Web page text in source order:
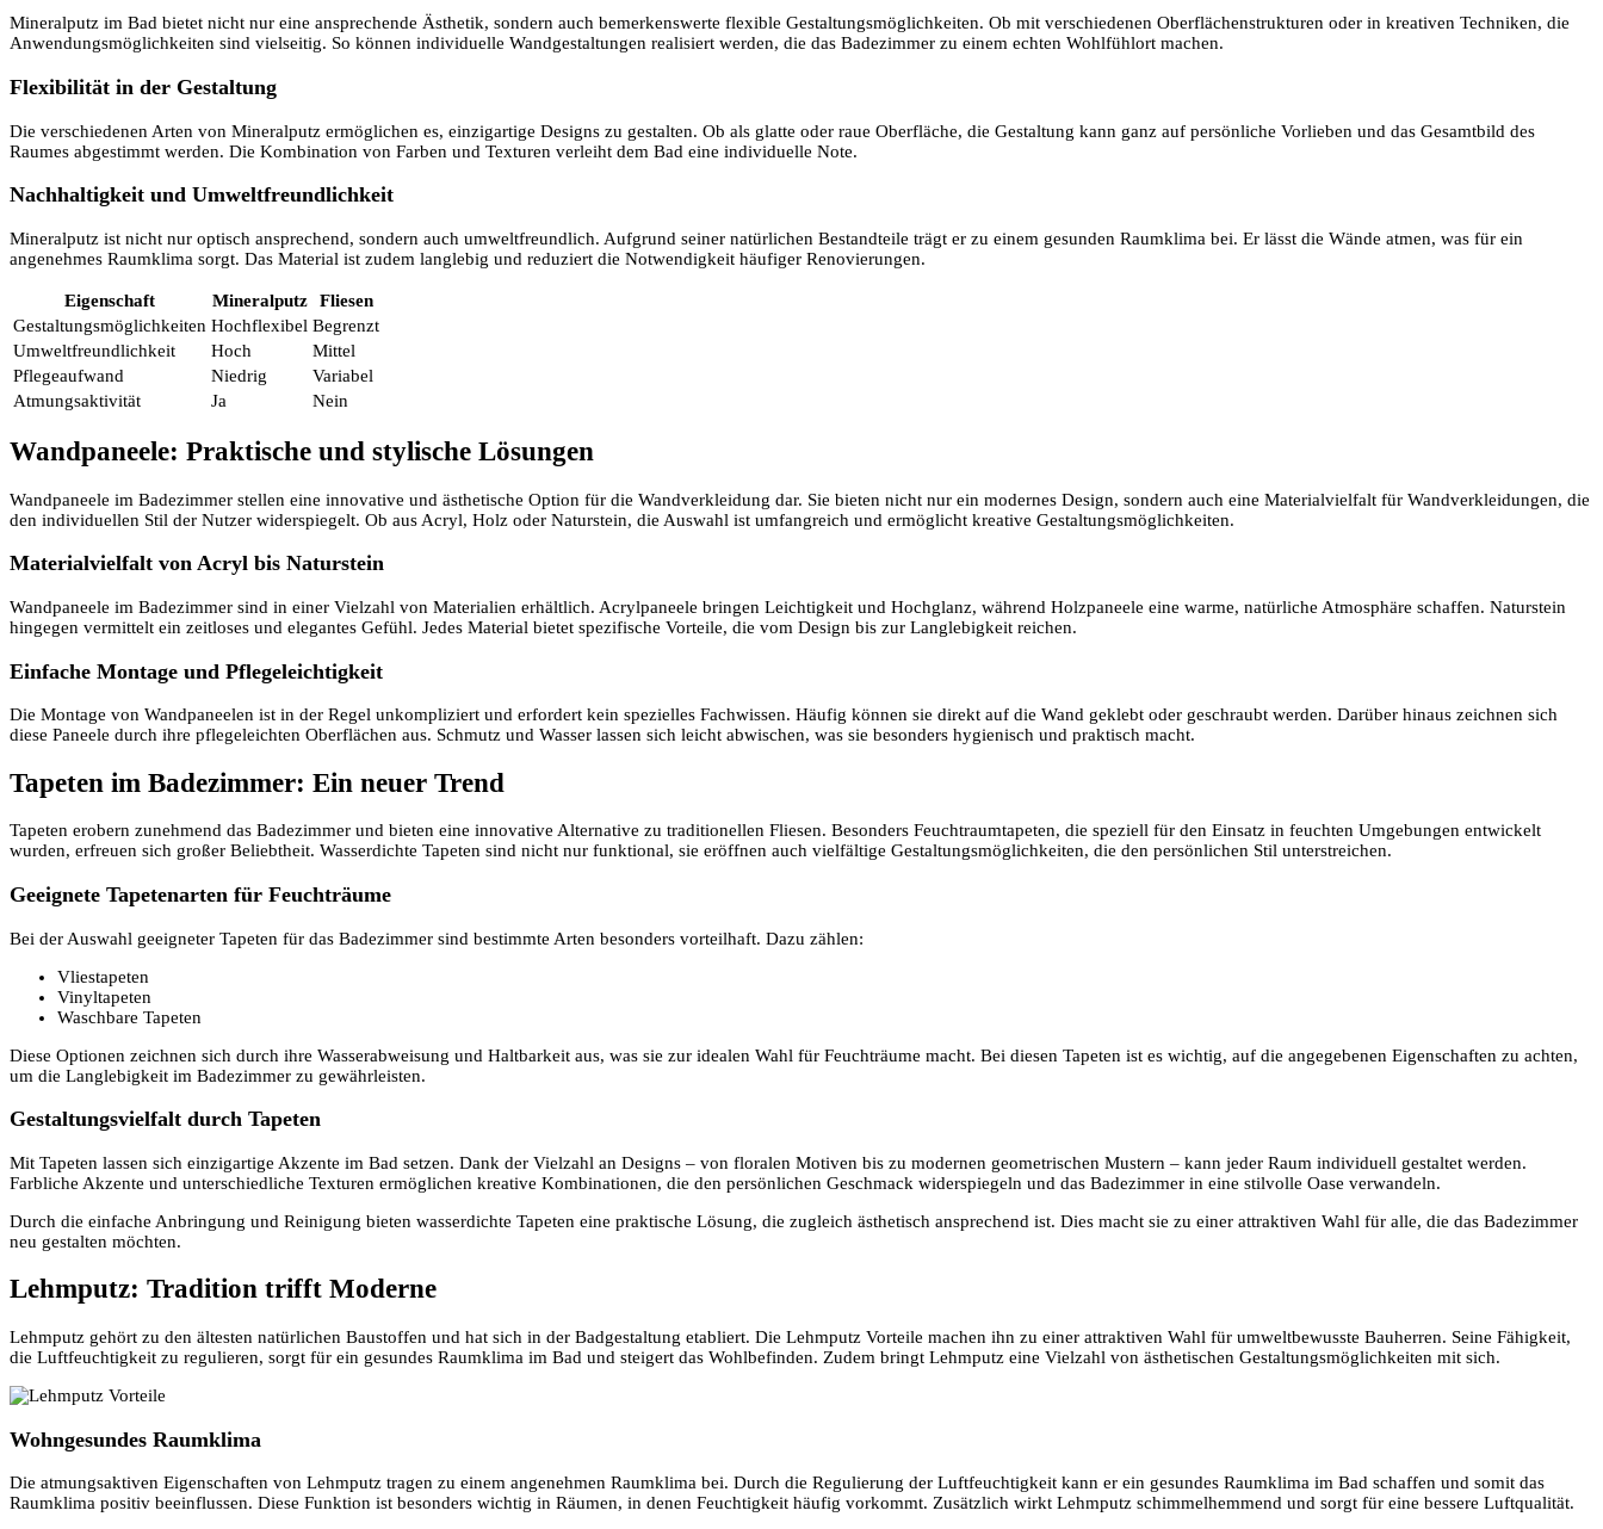
Mineralputz im Bad bietet nicht nur eine ansprechende Ästhetik, sondern auch bemerkenswerte flexible Gestaltungsmöglichkeiten. Ob mit verschiedenen Oberflächenstrukturen oder in kreativen Techniken, die
Anwendungsmöglichkeiten sind vielseitig. So können individuelle Wandgestaltungen realisiert werden, die das Badezimmer zu einem echten Wohlfühlort machen.
Flexibilität in der Gestaltung
Die verschiedenen Arten von Mineralputz ermöglichen es, einzigartige Designs zu gestalten. Ob als glatte oder raue Oberfläche, die Gestaltung kann ganz auf persönliche Vorlieben und das Gesamtbild des
Raumes abgestimmt werden. Die Kombination von Farben und Texturen verleiht dem Bad eine individuelle Note.
Nachhaltigkeit und Umweltfreundlichkeit
Mineralputz ist nicht nur optisch ansprechend, sondern auch umweltfreundlich. Aufgrund seiner natürlichen Bestandteile trägt er zu einem gesunden Raumklima bei. Er lässt die Wände atmen, was für ein
angenehmes Raumklima sorgt. Das Material ist zudem langlebig und reduziert die Notwendigkeit häufiger Renovierungen.
Eigenschaft Mineralputz
Fliesen
Gestaltungsmöglichkeiten Hochflexibel Begrenzt
Umweltfreundlichkeit
Hoch
Mittel
Pflegeaufwand
Niedrig
Variabel
Atmungsaktivität
Ja Nein
Wandpaneele: Praktische und stylische Lösungen
Wandpaneele im Badezimmer stellen eine innovative und ästhetische Option für die Wandverkleidung dar. Sie bieten nicht nur ein modernes Design, sondern auch eine Materialvielfalt für Wandverkleidungen, die
den individuellen Stil der Nutzer widerspiegelt. Ob aus Acryl, Holz oder Naturstein, die Auswahl ist umfangreich und ermöglicht kreative Gestaltungsmöglichkeiten.
Materialvielfalt von Acryl bis Naturstein
Wandpaneele im Badezimmer sind in einer Vielzahl von Materialien erhältlich. Acrylpaneele bringen Leichtigkeit und Hochglanz, während Holzpaneele eine warme, natürliche Atmosphäre schaffen. Naturstein
hingegen vermittelt ein zeitloses und elegantes Gefühl. Jedes Material bietet spezifische Vorteile, die vom Design bis zur Langlebigkeit reichen.
Einfache Montage und Pflegeleichtigkeit
Die Montage von Wandpaneelen ist in der Regel unkompliziert und erfordert kein spezielles Fachwissen. Häufig können sie direkt auf die Wand geklebt oder geschraubt werden. Darüber hinaus zeichnen sich
diese Paneele durch ihre pflegeleichten Oberflächen aus. Schmutz und Wasser lassen sich leicht abwischen, was sie besonders hygienisch und praktisch macht.
Tapeten im Badezimmer: Ein neuer Trend
Tapeten erobern zunehmend das Badezimmer und bieten eine innovative Alternative zu traditionellen Fliesen. Besonders Feuchtraumtapeten, die speziell für den Einsatz in feuchten Umgebungen entwickelt
wurden, erfreuen sich großer Beliebtheit. Wasserdichte Tapeten sind nicht nur funktional, sie eröffnen auch vielfältige Gestaltungsmöglichkeiten, die den persönlichen Stil unterstreichen.
Geeignete Tapetenarten für Feuchträume
Bei der Auswahl geeigneter Tapeten für das Badezimmer sind bestimmte Arten besonders vorteilhaft. Dazu zählen:
Vliestapeten
Vinyltapeten
Waschbare Tapeten
Diese Optionen zeichnen sich durch ihre Wasserabweisung und Haltbarkeit aus, was sie zur idealen Wahl für Feuchträume macht. Bei diesen Tapeten ist es wichtig, auf die angegebenen Eigenschaften zu achten,
um die Langlebigkeit im Badezimmer zu gewährleisten.
Gestaltungsvielfalt durch Tapeten
Mit Tapeten lassen sich einzigartige Akzente im Bad setzen. Dank der Vielzahl an Designs – von floralen Motiven bis zu modernen geometrischen Mustern – kann jeder Raum individuell gestaltet werden.
Farbliche Akzente und unterschiedliche Texturen ermöglichen kreative Kombinationen, die den persönlichen Geschmack widerspiegeln und das Badezimmer in eine stilvolle Oase verwandeln.
Durch die einfache Anbringung und Reinigung bieten wasserdichte Tapeten eine praktische Lösung, die zugleich ästhetisch ansprechend ist. Dies macht sie zu einer attraktiven Wahl für alle, die das Badezimmer
neu gestalten möchten.
Lehmputz: Tradition trifft Moderne
Lehmputz gehört zu den ältesten natürlichen Baustoffen und hat sich in der Badgestaltung etabliert. Die Lehmputz Vorteile machen ihn zu einer attraktiven Wahl für umweltbewusste Bauherren. Seine Fähigkeit,
die Luftfeuchtigkeit zu regulieren, sorgt für ein gesundes Raumklima im Bad und steigert das Wohlbefinden. Zudem bringt Lehmputz eine Vielzahl von ästhetischen Gestaltungsmöglichkeiten mit sich.
Wohngesundes Raumklima
Die atmungsaktiven Eigenschaften von Lehmputz tragen zu einem angenehmen Raumklima bei. Durch die Regulierung der Luftfeuchtigkeit kann er ein gesundes Raumklima im Bad schaffen und somit das
Raumklima positiv beeinflussen. Diese Funktion ist besonders wichtig in Räumen, in denen Feuchtigkeit häufig vorkommt. Zusätzlich wirkt Lehmputz schimmelhemmend und sorgt für eine bessere Luftqualität.